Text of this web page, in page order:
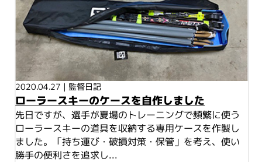
2020.04.27 | 監督日記
ローラースキーのケースを自作しました
先日ですが、選手が夏場のトレーニングで頻繁に使う
ローラースキーの道具を収納する専用ケースを作製し
ました。「持ち運び・破損対策・保管」を考え、使い
勝手の便利さを追求し...